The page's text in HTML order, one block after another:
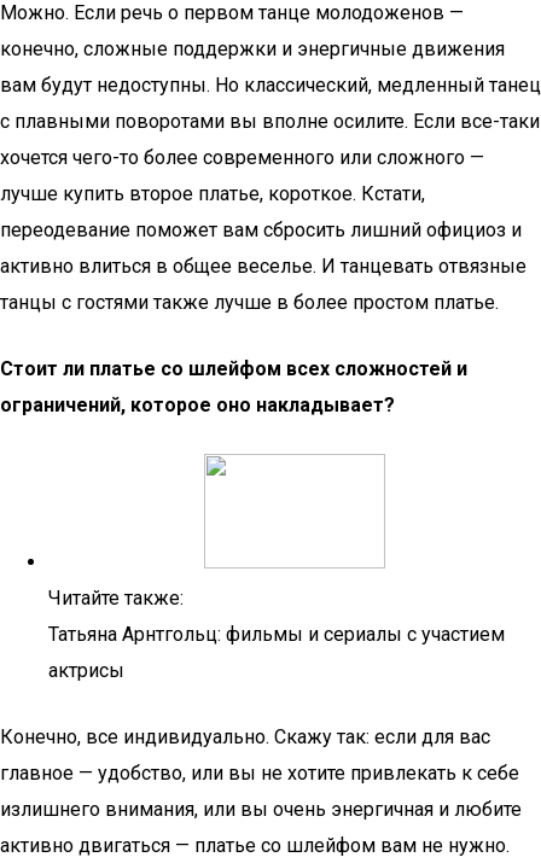
Можно. Если речь о первом танце молодоженов —
конечно, сложные поддержки и энергичные движения
вам будут недоступны. Но классический, медленный танец
с плавными поворотами вы вполне осилите. Если все-таки
хочется чего-то более современного или сложного —
лучше купить второе платье, короткое. Кстати,
переодевание поможет вам сбросить лишний официоз и
активно влиться в общее веселье. И танцевать отвязные
танцы с гостями также лучше в более простом платье.
Стоит ли платье со шлейфом всех сложностей и
ограничений, которое оно накладывает?
Читайте также:
Татьяна Арнтгольц: фильмы и сериалы с участием
актрисы
Конечно, все индивидуально. Скажу так: если для вас
главное — удобство, или вы не хотите привлекать к себе
излишнего внимания, или вы очень энергичная и любите
активно двигаться — платье со шлейфом вам не нужно.